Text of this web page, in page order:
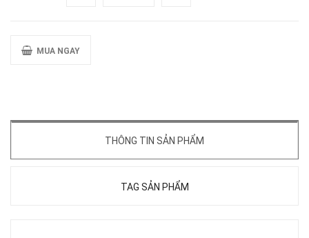
MUA NGAY
THÔNG TIN SẢN PHẨM
TAG SẢN PHẨM